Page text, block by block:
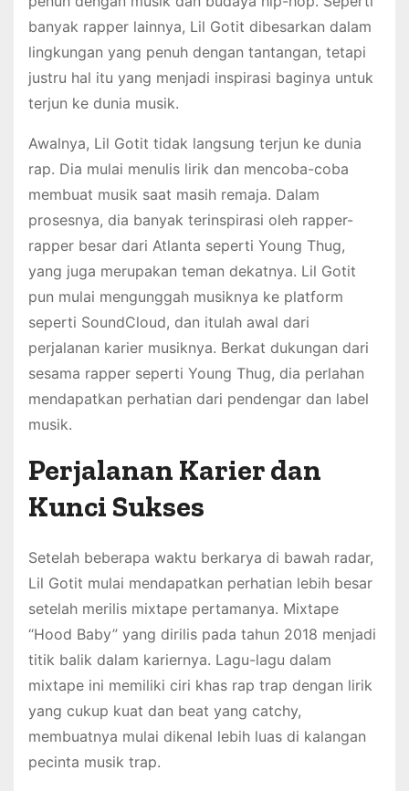
banyak rapper lainnya, Lil Gotit dibesarkan dalam
lingkungan yang penuh dengan tantangan, tetapi
justru hal itu yang menjadi inspirasi baginya untuk
terjun ke dunia musik.
Awalnya, Lil Gotit tidak langsung terjun ke dunia
rap. Dia mulai menulis lirik dan mencoba-coba
membuat musik saat masih remaja. Dalam
prosesnya, dia banyak terinspirasi oleh rapper-
rapper besar dari Atlanta seperti Young Thug,
yang juga merupakan teman dekatnya. Lil Gotit
pun mulai mengunggah musiknya ke platform
seperti SoundCloud, dan itulah awal dari
perjalanan karier musiknya. Berkat dukungan dari
sesama rapper seperti Young Thug, dia perlahan
mendapatkan perhatian dari pendengar dan label
musik.
Perjalanan Karier dan
Kunci Sukses
Setelah beberapa waktu berkarya di bawah radar,
Lil Gotit mulai mendapatkan perhatian lebih besar
setelah merilis mixtape pertamanya. Mixtape
“Hood Baby” yang dirilis pada tahun 2018 menjadi
titik balik dalam kariernya. Lagu-lagu dalam
mixtape ini memiliki ciri khas rap trap dengan lirik
yang cukup kuat dan beat yang catchy,
membuatnya mulai dikenal lebih luas di kalangan
pecinta musik trap.